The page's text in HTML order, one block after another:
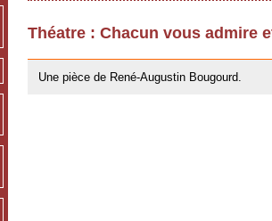
Théatre : Chacun vous admire
Une pièce de René-Augustin Bougourd.